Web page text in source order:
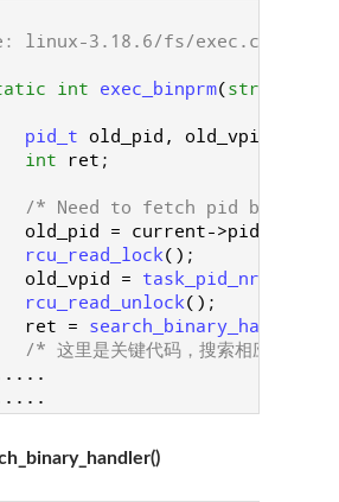
linux-3.18.6/fs/exec.c
int exec_binprm(struct
pid_t old_pid , old_vpid
int ret ;
/* Need to fetch pid before
old_pid = current->pid
rcu_read_lock( ) ;
old_vpid = task_pid_nr_ns
rcu_read_unlock( ) ;
ret = search_binary_handler
/* 这里是关键代码，搜索相应可执行
. . . .
. . . .